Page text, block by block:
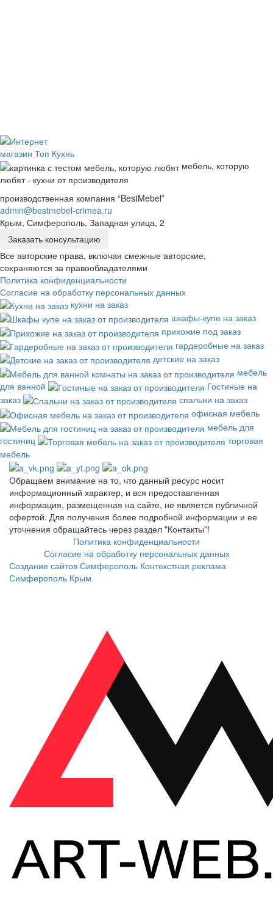
мебель, которую
любят - кухни от производителя
производственная компания “BestMebel”
admin@bestmebel-crimea.ru
Крым, Симферополь, Западная улица, 2
Заказать консультацию
Все авторские права, включая смежные авторские,
сохраняются за правообладателями
Политика конфиденциальности
Согласие на обработку персональных данных
кухни на заказ
шкафы-купе на заказ
прихожие под заказ
гардеробные на заказ
детские на заказ
мебель
для ванной
Гостиные на
заказ
спальни на заказ
офисная мебель
мебель для
гостиниц
торговая
мебель
Обращаем внимание на то, что данный ресурс носит
информационный характер, и вся предоставленная
информация, размещенная на сайте, не является публичной
офертой. Для получения более подробной информации и ее
уточнения обращайтесь через раздел "Контакты"!
Политика конфиденциальности
Согласие на обработку персональных данных
Создание сайтов Симферополь Контекстная реклама
Симферополь Крым